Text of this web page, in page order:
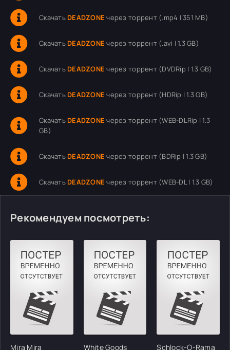
Скачать DEADZONE через торрент (.mp4 | 351 MB)
Скачать DEADZONE через торрент (.avi | 1.3 GB)
Скачать DEADZONE через торрент (DVDRip | 1.3 GB)
Скачать DEADZONE через торрент (HDRip | 1.3 GB)
Скачать DEADZONE через торрент (WEB-DLRip | 1.3
GB)
Скачать DEADZONE через торрент (BDRip | 1.3 GB)
Скачать DEADZONE через торрент (WEB-DL | 1.3 GB)
Рекомендуем посмотреть:
Mira Mira White Goods Schlock-O-Rama